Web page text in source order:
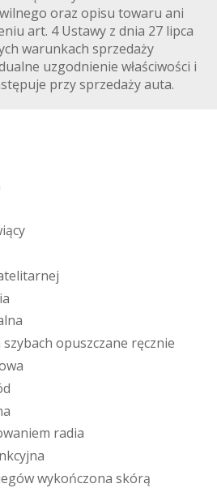
oraz opisu towaru ani
art. 4 Ustawy z dnia 27 lipca
warunkach sprzedaży
uzgodnienie właściwości i
przy sprzedaży auta.
iący
telitarnej
ia
lna
szybach opuszczane ręcznie
wa
d
a
waniem radia
nkcyjna
egówwykończona skórą